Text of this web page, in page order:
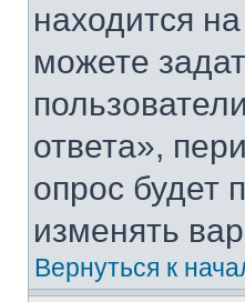
находится
можете
ответа»,
опрос будет
изменять
Вернуться к